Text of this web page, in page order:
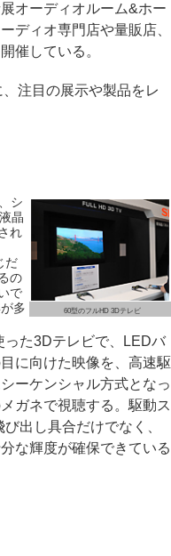
オーディオルーム&ホー
ディオ専門店や量販店、
催している。
注目の展示や製品をレ
60型のフルHD 3Dテレビ
シ
晶
れ
だ
の
で
多
った3Dテレビで、LEDバ
に向けた映像を、高速駆
ーケンシャル方式となっ
ガネで視聴する。駆動ス
出し具合だけでなく、
な輝度が確保できている